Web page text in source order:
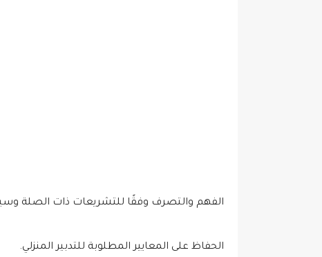
الفهم والتصرف وفقًا للتشريعات ذات الصلة
الحفاظ على المعايير المطلوبة للتدبير المنزلي.